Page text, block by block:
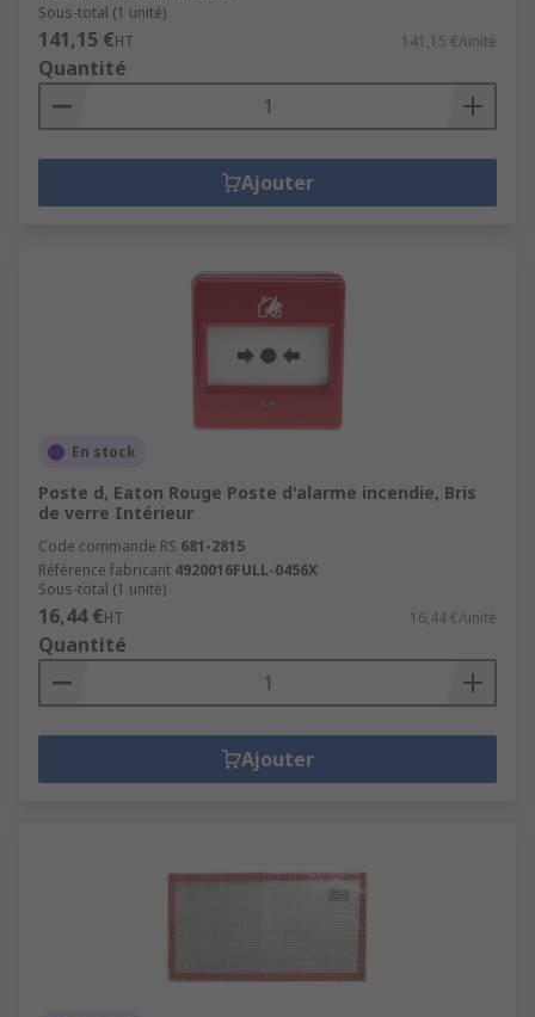
Sous-total (1 unité)
141,15 €HT 141,15 €/unité
Quantité
Ajouter
En stock
Poste d, Eaton Rouge Poste d'alarme incendie, Bris
de verre Intérieur
Code commande RS 681-2815
Référence fabricant 4920016FULL-0456X
Sous-total (1 unité)
16,44 €HT 16,44 €/unité
Quantité
Ajouter